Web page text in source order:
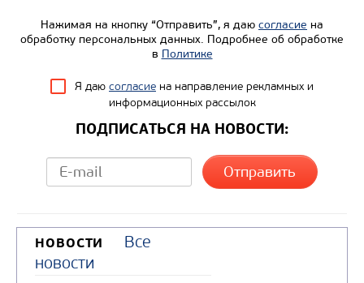
Грузоподъемность, кг
Вместимость кузова, м3
Направление разгрузки
Колесная формула
Узнать цену
Нажимая на кнопку “Отправить”, я даю согласие на
обработку персональных данных. Подробнее об обработке
в Политике
Я даю согласие на направление рекламных и
информационных рассылок
ПОДПИСАТЬСЯ НА НОВОСТИ:
НОВОСТИ
Все
новости